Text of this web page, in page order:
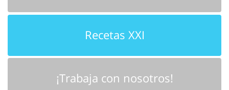
Recetas XXI
¡Trabaja con nosotros!